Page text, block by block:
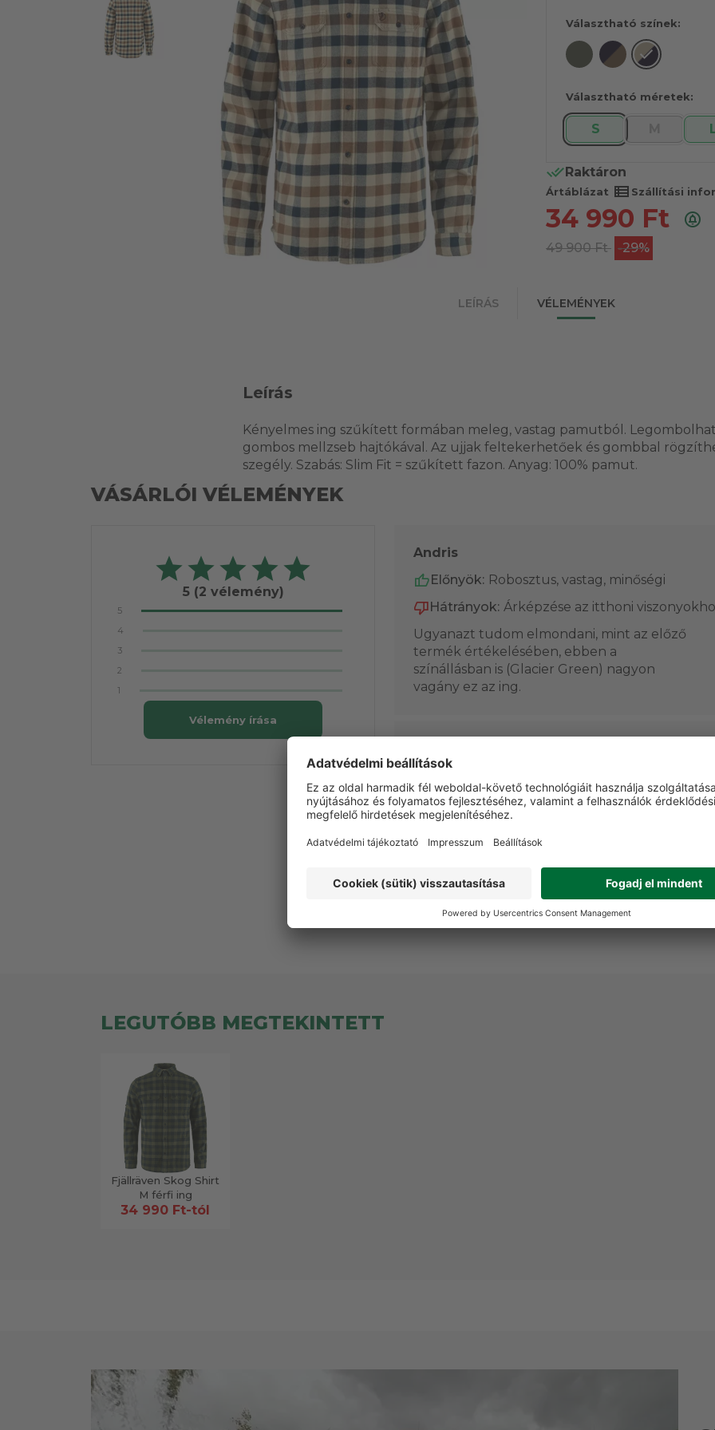
Választható színek:
Választható méretek:
S
Raktáron
Ártáblázat view_list Szállítási
34 990 Ft
49 900 Ft -29%
LEÍRÁS VÉLEMÉNYEK
Leírás
Kényelmes ing szűkített formában meleg, vastag pamutból.
gombos mellzseb hajtókával. Az ujjak feltekerhetőek és gombbal
szegély. Szabás: Slim Fit = szűkített fazon. Anyag: 100% pamut.
VÁSÁRLÓI VÉLEMÉNYEK
5 (2 vélemény)
5
4
3
2
1
Vélemény írása
Andris
Előnyök: Robosztus, vastag, minőségi
Hátrányok: Árképzése az itthoni
Ugyanazt tudom elmondani, mint az előző
termék értékelésében, ebben a
színállásban is (Glacier Green) nagyon
vagány ez az ing.
Hátrányok: Itthoni pénztárcákhoz képest
remek színkombinációval. (True Red)
Megszokott Fjallraven minőség, bízom
benne, hogy jó pár évig/évtizedig a
ruhatáram része lesz.
LEGUTÓBB MEGTEKINTETT
Fjällräven Skog Shirt
M férfi ing
34 990 Ft-tól